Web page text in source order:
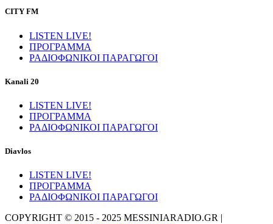
CITY FM
LISTEN LIVE!
ΠΡΟΓΡΑΜΜΑ
ΡΑΔΙΟΦΩΝΙΚΟΙ ΠΑΡΑΓΩΓΟΙ
Kanali 20
LISTEN LIVE!
ΠΡΟΓΡΑΜΜΑ
ΡΑΔΙΟΦΩΝΙΚΟΙ ΠΑΡΑΓΩΓΟΙ
Diavlos
LISTEN LIVE!
ΠΡΟΓΡΑΜΜΑ
ΡΑΔΙΟΦΩΝΙΚΟΙ ΠΑΡΑΓΩΓΟΙ
COPYRIGHT © 2015 - 2025 MESSINIARADIO.GR |